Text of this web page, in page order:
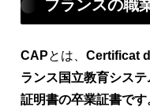
フランスの職
CAPとは、 Certificat
ランス国立教育シス
証明書の卒業証書です